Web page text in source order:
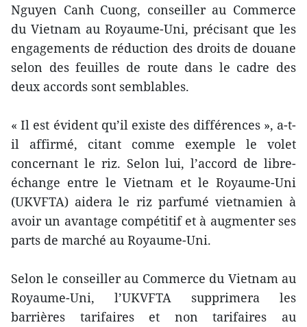
Nguyen Canh Cuong, conseiller au Commerce
du Vietnam au Royaume-Uni, précisant que les
engagements de réduction des droits de douane
selon des feuilles de route dans le cadre des
deux accords sont semblables.
« Il est évident qu’il existe des différences », a-t-
il affirmé, citant comme exemple le volet
concernant le riz. Selon lui, l’accord de libre-
échange entre le Vietnam et le Royaume-Uni
(UKVFTA) aidera le riz parfumé vietnamien à
avoir un avantage compétitif et à augmenter ses
parts de marché au Royaume-Uni.
Selon le conseiller au Commerce du Vietnam au
Royaume-Uni, l’UKVFTA supprimera les
barrières tarifaires et non tarifaires au